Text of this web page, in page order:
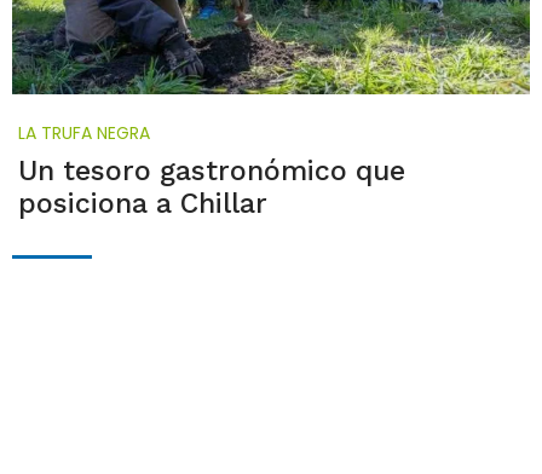
LA TRUFA NEGRA
Un tesoro gastronómico que
posiciona a Chillar